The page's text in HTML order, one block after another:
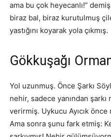
ama bu çok heyecanlı!”
biraz bal, biraz kurutulmuş
yastığını koyarak yola çıkmış.
Gökkuşağı
Yol uzunmuş. Önce Şarkı
nehir, sadece yanından şarkı
verirmiş. Uykucu Ayıcık önce
Ama sonra şunu fark etmiş: